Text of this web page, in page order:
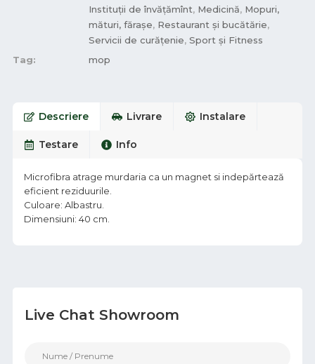
Live Chat Showroom
Instituții de învățămînt, Medicină, Mopuri,
mături, fărașe, Restaurant și bucătărie,
Servicii de curățenie, Sport și Fitness
Tag:
mop
Descriere Livrare Instalare
Testare Info
Microfibra atrage murdaria ca un magnet si indepărtează
eficient reziduurile.
Culoare: Albastru.
Dimensiuni: 40 cm.